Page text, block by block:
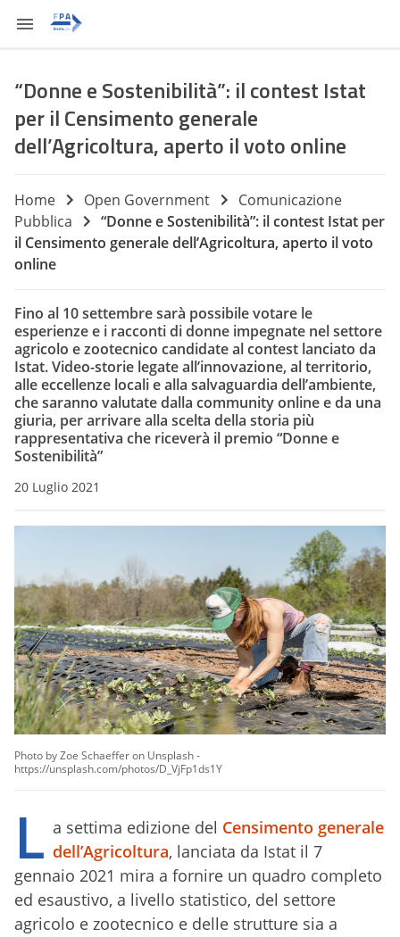
“Donne e Sostenibilità”: il contest Istat
per il Censimento generale
dell’Agricoltura, aperto il voto online
Home Open Government
Comunicazione
Pubblica
“Donne e Sostenibilità”: il contest Istat per
il Censimento generale dell’Agricoltura, aperto il voto
online
Fino al 10 settembre sarà possibile votare le
esperienze e i racconti di donne impegnate nel settore
agricolo e zootecnico candidate al contest lanciato da
Istat. Video-storie legate all’innovazione, al territorio,
alle eccellenze locali e alla salvaguardia dell’ambiente,
che saranno valutate dalla community online e da una
giuria, per arrivare alla scelta della storia più
rappresentativa che riceverà il premio “Donne e
Sostenibilità”
20 Luglio 2021
Photo by Zoe Schaeffer on Unsplash -
https://unsplash.com/photos/D_VjFp1ds1Y
L a settima edizione del Censimento generale
dell’Agricoltura, lanciata da Istat il 7
gennaio 2021 mira a fornire un quadro completo
ed esaustivo, a livello statistico, del settore
agricolo e zootecnico e delle strutture sia a